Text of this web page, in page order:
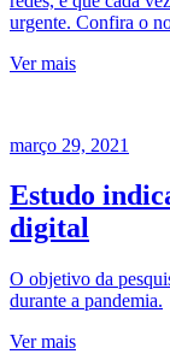
urgente. Confira o
Ver mais
março 29, 2021
Estudo
digital
O objetivo da
durante a pandemia.
Ver mais